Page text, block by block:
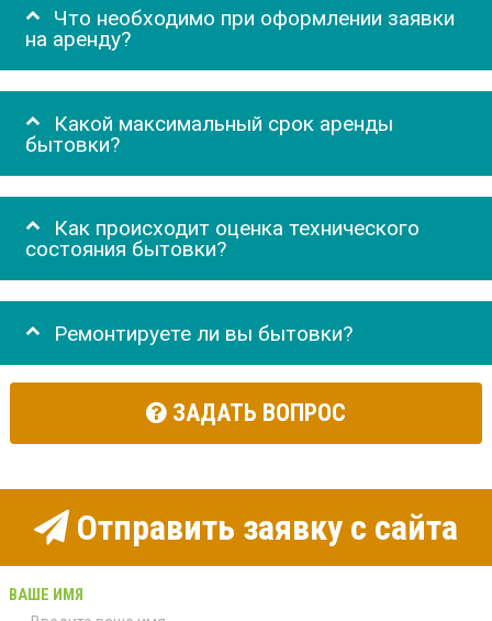
Что необходимо при оформлении заявки
на аренду?
Какой максимальный срок аренды
бытовки?
Как происходит оценка технического
состояния бытовки?
Ремонтируете ли вы бытовки?
ЗАДАТЬ ВОПРОС
Отправить заявку с сайта
ВАШЕ ИМЯ